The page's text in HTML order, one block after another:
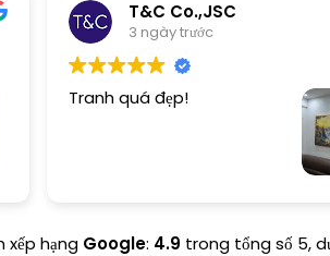
T&C Co.,JSC
3 ngày trước
Tranh quá đẹp!
xếp hạng Google: 4.9 trong tổng số 5,